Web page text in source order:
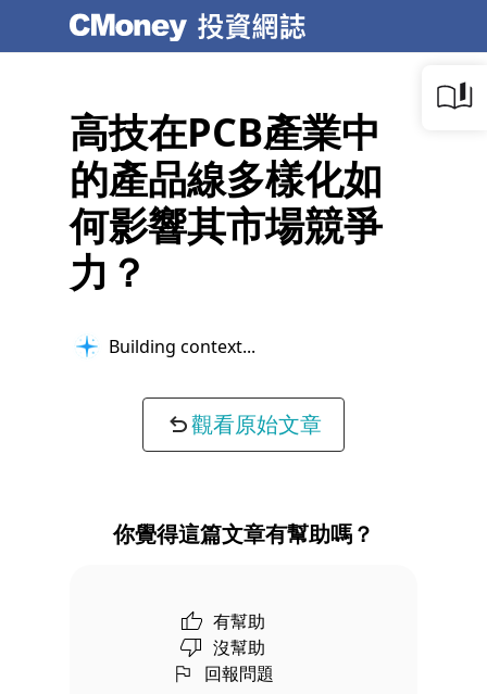
高技在PCB產業中
的產品線多樣化如
何影響其市場競爭
力？
Building context...
觀看原始文章
你覺得這篇文章有幫助嗎？
有幫助
沒幫助
回報問題